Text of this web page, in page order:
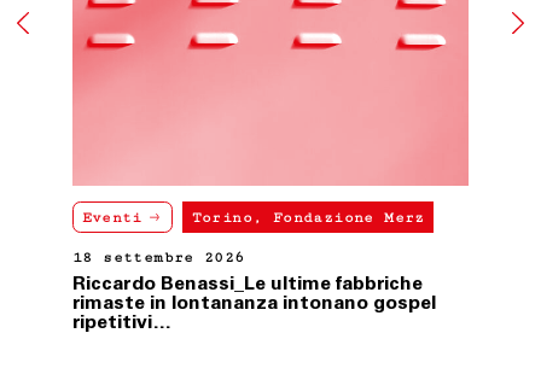
Eventi Torino, Fondazione Merz
18 settembre 2026
Riccardo Benassi_Le ultime fabbriche
rimaste in lontananza intonano gospel
ripetitivi…